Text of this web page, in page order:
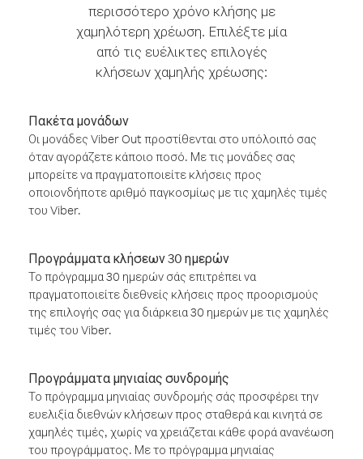
περισσότερο χρόνο κλήσης με
χαμηλότερη χρέωση. Επιλέξτε μία
από τις ευέλικτες επιλογές
κλήσεων χαμηλής χρέωσης:
Πακέτα μονάδων
Οι μονάδες Viber Out προστίθενται στο υπόλοιπό σας
όταν αγοράζετε κάποιο ποσό. Με τις μονάδες σας
μπορείτε να πραγματοποιείτε κλήσεις προς
οποιονδήποτε αριθμό παγκοσμίως με τις χαμηλές τιμές
του Viber.
Προγράμματα κλήσεων 30 ημερών
Το πρόγραμμα 30 ημερών σάς επιτρέπει να
πραγματοποιείτε διεθνείς κλήσεις προς προορισμούς
της επιλογής σας για διάρκεια 30 ημερών με τις χαμηλές
τιμές του Viber.
Προγράμματα μηνιαίας συνδρομής
Το πρόγραμμα μηνιαίας συνδρομής σάς προσφέρει την
ευελιξία διεθνών κλήσεων προς σταθερά και κινητά σε
χαμηλές τιμές, χωρίς να χρειάζεται κάθε φορά ανανέωση
του προγράμματος. Με το πρόγραμμα μηνιαίας